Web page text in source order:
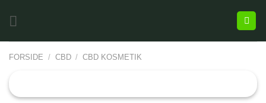
FORSIDE / CBD / CBD KOSMETIK